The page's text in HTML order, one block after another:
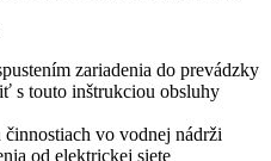
zariadenia do prevádzky
s touto inštrukciou obsluhy
vo vodnej nádrži
od elektrickej siete